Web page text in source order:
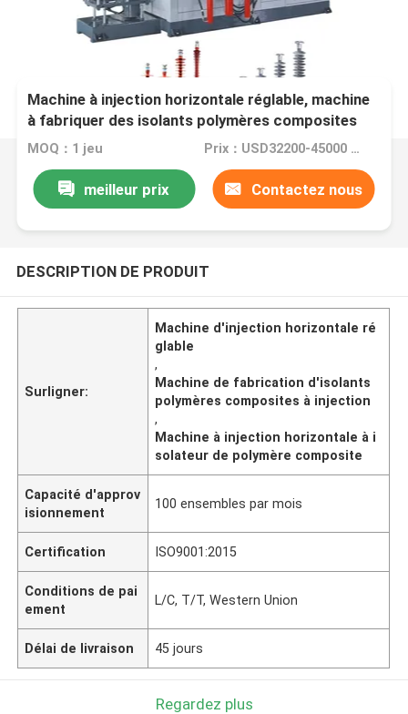
Machine à injection horizontale réglable, machine
à fabriquer des isolants polymères composites
MOQ：1 jeu Prix：USD32200-45000 set
meilleur prix Contactez nous
DESCRIPTION DE PRODUIT
Surligner:
Machine d'injection horizontale ré
glable
,
Machine de fabrication d'isolants
polymères composites à injection
,
Machine à injection horizontale à i
solateur de polymère composite
Capacité d'approv
isionnement
100 ensembles par mois
Certification ISO9001:2015
Conditions de pai
ement
L/C, T/T, Western Union
Délai de livraison 45 jours
Regardez plus